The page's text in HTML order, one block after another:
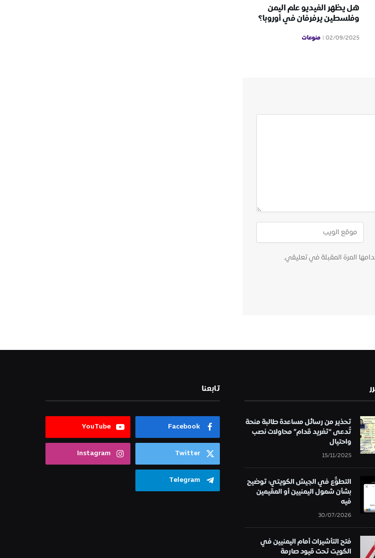
هل يظهر الفيديو علم اليمن
وفلسطين يرفرفان في أوروبا؟
02/09/2025 منوعات
المرة المقبلة في تعليقي.
تحذير من رسائل مساعدة طالبة منحة
تُدعى “تغريد قدام” محاولات نصب
واحتيال
15/11/2025
التطوُّع في الجيش الكويتي: توضيح
بشأن شمول اليمنيين أو المقيمين
فيه
30/07/2026
فتح التأشيرات أمام اليمنيين في
الكويت تحت قيود صارمة
تابعنا
Facebook
YouTube
Twitter
Instagram
Telegram